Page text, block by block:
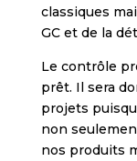
classiques
GC et de la
Le contrôle
prêt. Il sera
projets
non
nos produits